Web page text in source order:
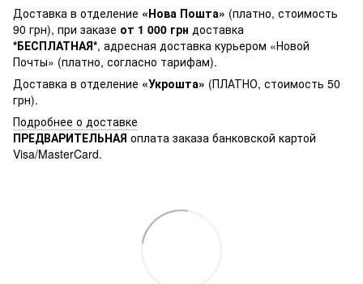
Доставка в отделение «Нова Пошта» (платно, стоимость
90 грн), при заказе от 1 000 грн доставка
*БЕСПЛАТНАЯ*, адресная доставка курьером «Новой
Почты» (платно, согласно тарифам).
Доставка в отделение «Укрошта» (ПЛАТНО, стоимость 50
грн).
Подробнее о доставке
ПРЕДВАРИТЕЛЬНАЯ оплата заказа банковской картой
Visa/MasterCard.